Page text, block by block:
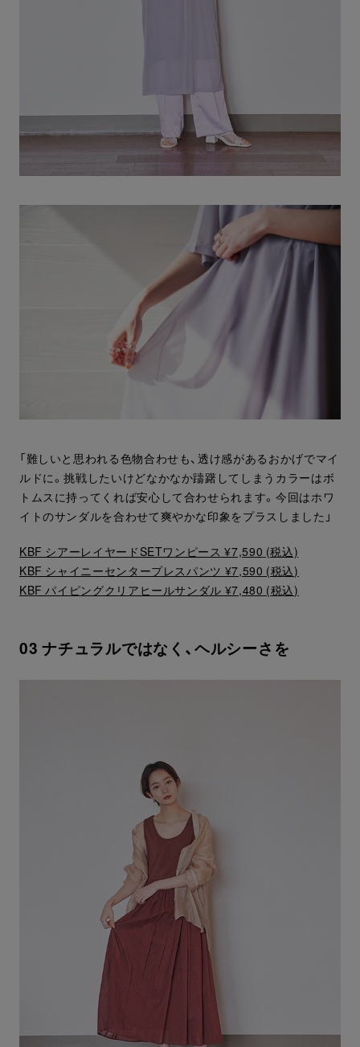
「難しいと思われる色物合わせも、透け感があるおかげでマイ
ルドに。挑戦したいけどなかなか躊躇してしまうカラーはボ
トムスに持ってくれば安心して合わせられます。今回はホワ
イトのサンダルを合わせて爽やかな印象をプラスしました」
KBF シアーレイヤードSETワンピース ¥7,590 (税込)
KBF シャイニーセンタープレスパンツ ¥7,590 (税込)
KBF パイピングクリアヒールサンダル ¥7,480 (税込)
03 ナチュラルではなく、ヘルシーさを